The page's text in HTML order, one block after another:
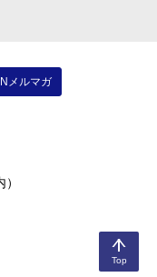
Top
メルマガ